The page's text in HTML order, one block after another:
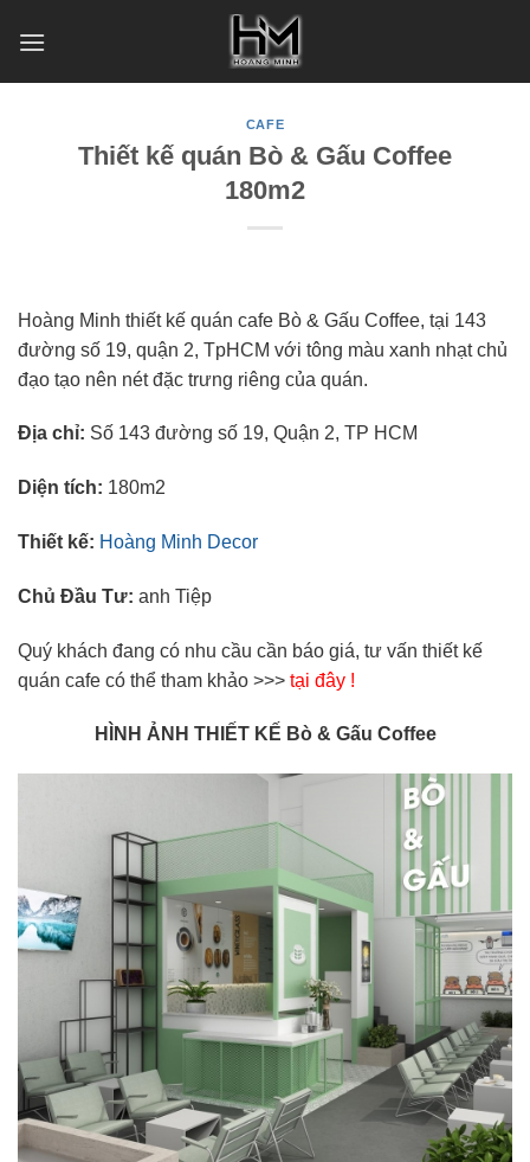
CAFE
Thiết kế quán Bò & Gấu Coffee
180m2
Hoàng Minh thiết kế quán cafe Bò & Gấu Coffee, tại 143
đường số 19, quận 2, TpHCM với tông màu xanh nhạt chủ
đạo tạo nên nét đặc trưng riêng của quán.
Địa chỉ: Số 143 đường số 19, Quận 2, TP HCM
Diện tích: 180m2
Thiết kế: Hoàng Minh Decor
Chủ Đầu Tư: anh Tiệp
Quý khách đang có nhu cầu cần báo giá, tư vấn thiết kế
quán cafe có thể tham khảo >>> tại đây !
HÌNH ẢNH THIẾT KẾ Bò & Gấu Coffee